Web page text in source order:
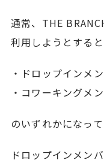
通常、THE
利用しようとすると
・ドロップインメ
・コワーキングメ
のいずれかになっ
ドロップインメン